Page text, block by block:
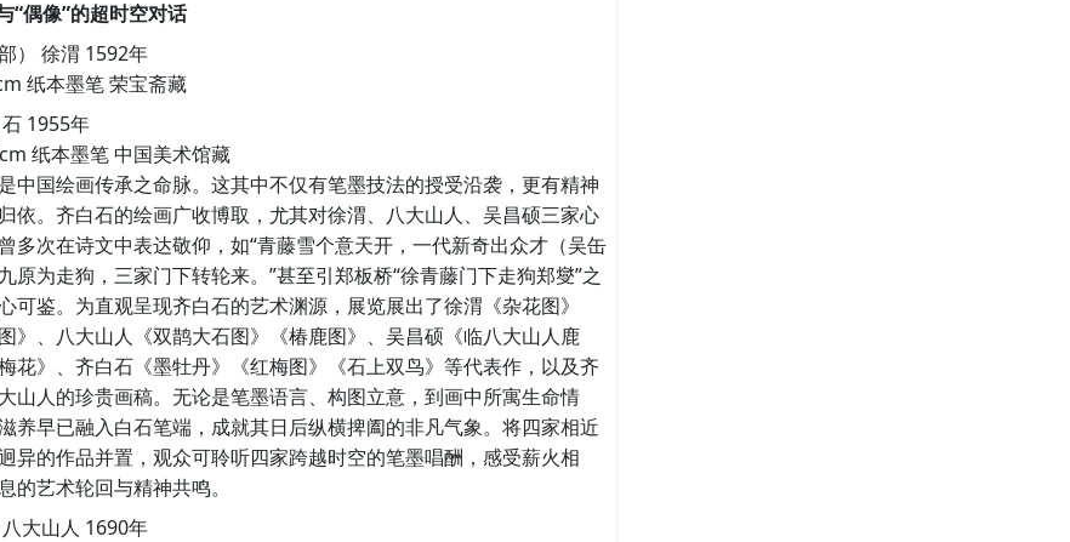
“偶像”的超时空对话
） 徐渭 1592年
纸本墨笔 荣宝斋藏
1955年
纸本墨笔 中国美术馆藏
中国绘画传承之命脉。这其中不仅有笔墨技法的授受沿袭，更有精神
依。齐白石的绘画广收博取，尤其对徐渭、八大山人、吴昌硕三家心
多次在诗文中表达敬仰，如“青藤雪个意天开，一代新奇出众才（吴缶
原为走狗，三家门下转轮来。”甚至引郑板桥“徐青藤门下走狗郑燮”之
可鉴。为直观呈现齐白石的艺术渊源，展览展出了徐渭《杂花图》
图》、八大山人《双鹊大石图》《椿鹿图》、吴昌硕《临八大山人鹿
花》、齐白石《墨牡丹》《红梅图》《石上双鸟》等代表作，以及齐
山人的珍贵画稿。无论是笔墨语言、构图立意，到画中所寓生命情
养早已融入白石笔端，成就其日后纵横捭阖的非凡气象。将四家相近
异的作品并置，观众可聆听四家跨越时空的笔墨唱酬，感受薪火相
的艺术轮回与精神共鸣。
大山人 1690年